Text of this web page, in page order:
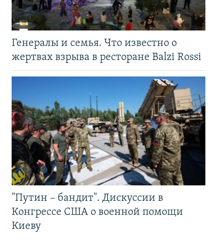
Генералы и семья. Что известно о
жертвах взрыва в ресторане Balzi Rossi
"Путин – бандит". Дискуссии в
Конгрессе США о военной помощи
Киеву